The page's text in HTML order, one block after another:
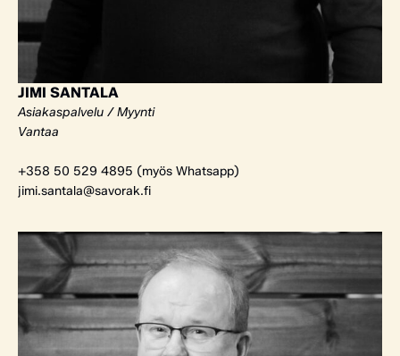
JIMI SANTALA
Asiakaspalvelu / Myynti
Vantaa
+358 50 529 4895 (myös Whatsapp)
jimi.santala@savorak.fi